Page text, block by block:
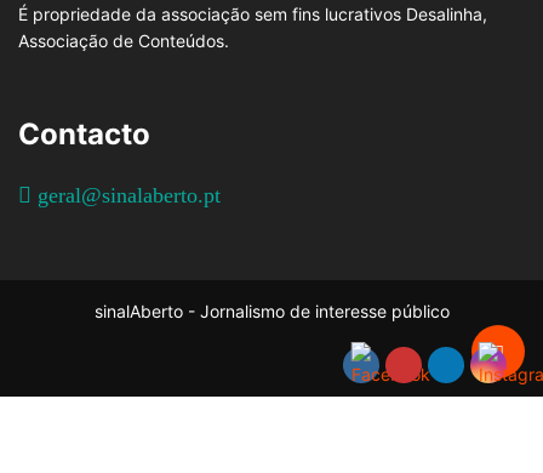
É propriedade da associação sem fins lucrativos Desalinha,
Associação de Conteúdos.
Contacto
geral@sinalaberto.pt
sinalAberto - Jornalismo de interesse público